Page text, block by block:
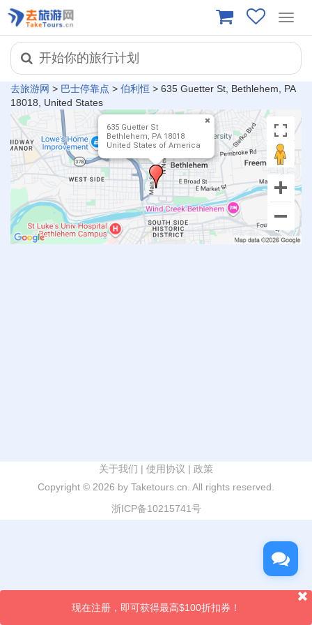
开始你的旅行计划
去旅游网 > 巴士停靠点 > 伯利恒 > 635 Guetter St, Bethlehem, PA
18018, United States
635 Guetter St
Bethlehem, PA 18018
United States of America
关于我们 | 使用协议 | 政策
Copyright © 2026 by Taketours.cn. All rights reserved.
浙ICP备10215741号
现在注册，即可获得最高$100折扣券！